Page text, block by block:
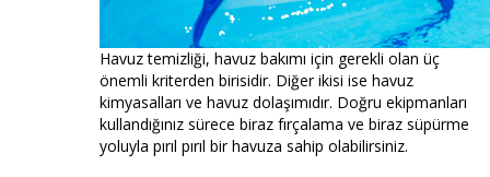
Havuz temizliği, havuz bakımı için gerekli olan üç
önemli kriterden birisidir. Diğer ikisi ise havuz
kimyasalları ve havuz dolaşımıdır. Doğru ekipmanları
kullandığınız sürece biraz fırçalama ve biraz süpürme
yoluyla pırıl pırıl bir havuza sahip olabilirsiniz.